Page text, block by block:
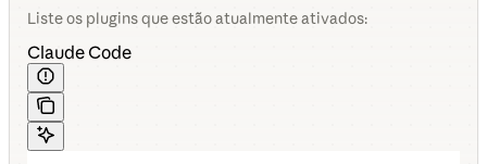
Liste os plugins que estão atualmente ativados:
Claude Code